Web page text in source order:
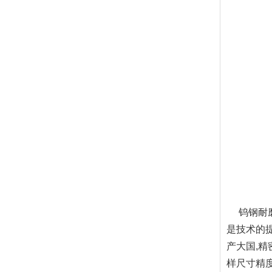
钨钢耐
是技术的
产大国,精
样尺寸精